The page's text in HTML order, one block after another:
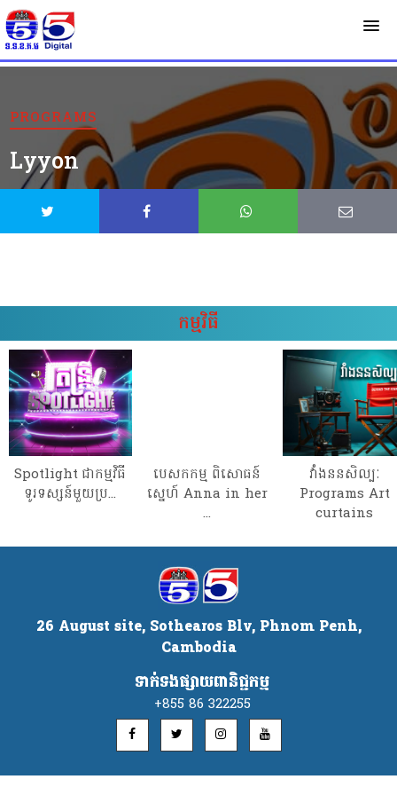
PROGRAMS
Lyyon
កម្មវិធី
Spotlight ជាកម្មវិធី
ទូរទស្សន៍មួយប្រ...
បេសកកម្ម ពិសោធន៍
ស្នេហ៍ Anna in her
...
វាំងននសិល្បៈ
Programs Art
curtains
26 August site, Sothearos Blv, Phnom Penh,
Cambodia
ទាក់ទងផ្សាយពានិជ្ជកម្ម
+855 86 322255